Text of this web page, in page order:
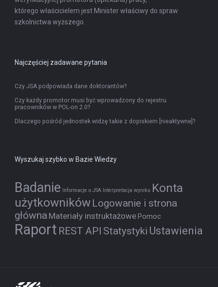
którego właścicielem jest Minister właściwy do spraw
szkolnictwa wyższego.
Najczęściej zadawane pytania
Czy JSA podpowiada dane doktorantów?
Czy każdy promotor musi być wprowadzony do rejestru
pracowników w POL-on 2.0?
Dlaczego pośród jednostek widzę takie z dopiskiem [nieaktywne]?
Wyszukaj szybko w Bazie Wiedzy
Badanie Informacje o JSA Interpretacja wyniku Konta
użytkowników Logowanie i strona
główna Materiały instruktażowe Pomoc
Raport REST API Statystyki Ustawienia